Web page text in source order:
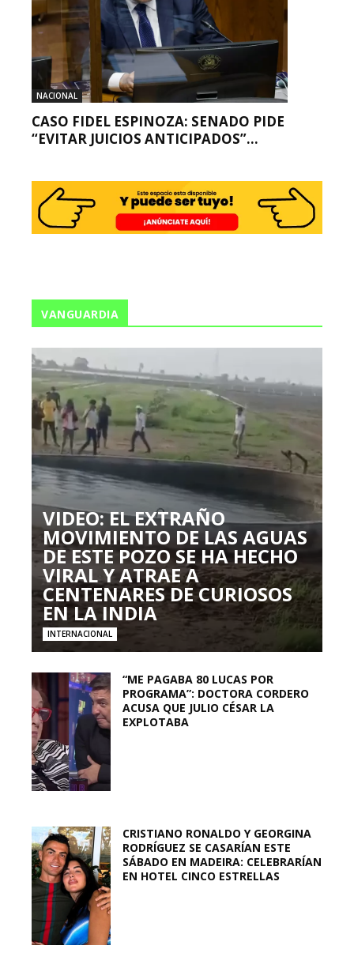
NACIONAL
CASO FIDEL ESPINOZA: SENADO PIDE
“EVITAR JUICIOS ANTICIPADOS”...
VANGUARDIA
VIDEO: EL EXTRAÑO
MOVIMIENTO DE LAS AGUAS
DE ESTE POZO SE HA HECHO
VIRAL Y ATRAE A
CENTENARES DE CURIOSOS
EN LA INDIA
INTERNACIONAL
“ME PAGABA 80 LUCAS POR
PROGRAMA”: DOCTORA CORDERO
ACUSA QUE JULIO CÉSAR LA
EXPLOTABA
CRISTIANO RONALDO Y GEORGINA
RODRÍGUEZ SE CASARÍAN ESTE
SÁBADO EN MADEIRA: CELEBRARÍAN
EN HOTEL CINCO ESTRELLAS